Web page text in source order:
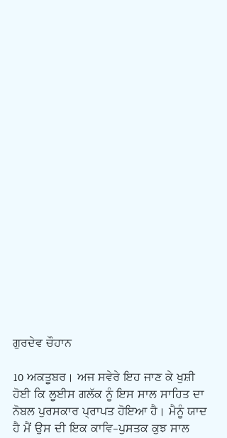
ਗੁਰਦੇਵ ਚੌਹਾਨ
10 ਅਕਤੂਬਰ। ਅਜ ਸਵੇਰੇ ਇਹ ਜਾਣ ਕੇ ਖੁਸ਼ੀ
ਹੋਈ ਕਿ ਲੂਈਸ ਗਲੱਕ ਨੂੰ ਇਸ ਸਾਲ ਸਾਹਿਤ ਦਾ
ਨੋਬਲ ਪੁਰਸਕਾਰ ਪ੍ਰਾਪਤ ਹੋਇਆ ਹੈ। ਮੈਨੂੰ ਯਾਦ
ਹੈ ਮੈਂ ਉਸ ਦੀ ਇਕ ਕਾਵਿ-ਪੁਸਤਕ ਕੁਝ ਸਾਲ